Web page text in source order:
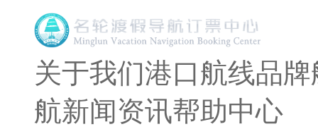
关于我们港口航线品
航新闻资讯帮助中心